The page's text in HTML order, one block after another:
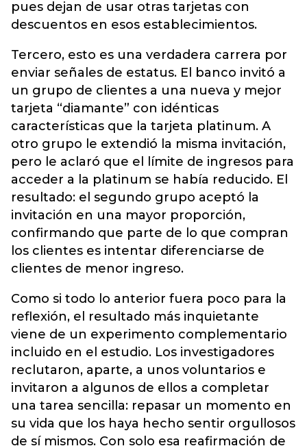
pues dejan de usar otras tarjetas con
descuentos en esos establecimientos.
Tercero, esto es una verdadera carrera por
enviar señales de estatus. El banco invitó a
un grupo de clientes a una nueva y mejor
tarjeta “diamante” con idénticas
características que la tarjeta platinum. A
otro grupo le extendió la misma invitación,
pero le aclaró que el límite de ingresos para
acceder a la platinum se había reducido. El
resultado: el segundo grupo aceptó la
invitación en una mayor proporción,
confirmando que parte de lo que compran
los clientes es intentar diferenciarse de
clientes de menor ingreso.
Como si todo lo anterior fuera poco para la
reflexión, el resultado más inquietante
viene de un experimento complementario
incluido en el estudio. Los investigadores
reclutaron, aparte, a unos voluntarios e
invitaron a algunos de ellos a completar
una tarea sencilla: repasar un momento en
su vida que los haya hecho sentir orgullosos
de sí mismos. Con solo esa reafirmación de